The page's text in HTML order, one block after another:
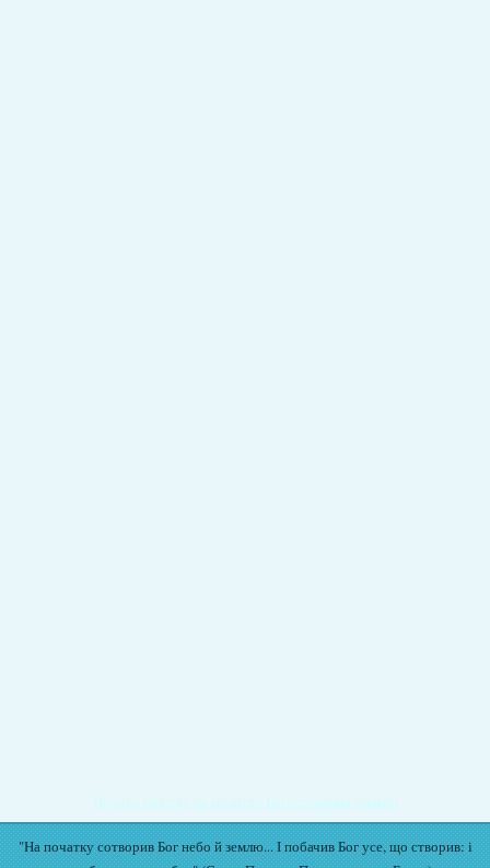
Подати записку на молитву Богослужіння онлайн
"На початку сотворив Бог небо й землю... І побачив Бог усе, що створив: і